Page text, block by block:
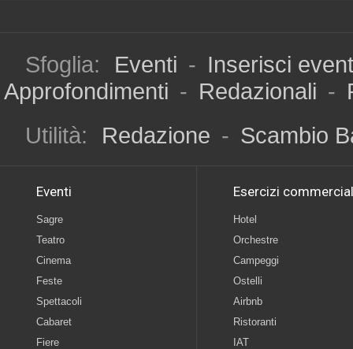
Sfoglia: Eventi - Inserisci
Approfondimenti - Redazionali -
Utilità:
Redazione - Scambio
Eventi
Sagre
Teatro
Cinema
Feste
Spettacoli
Cabaret
Fiere
Esercizi
Hotel
Orchestre
Campeggi
Ostelli
Airbnb
Ristoranti
IAT